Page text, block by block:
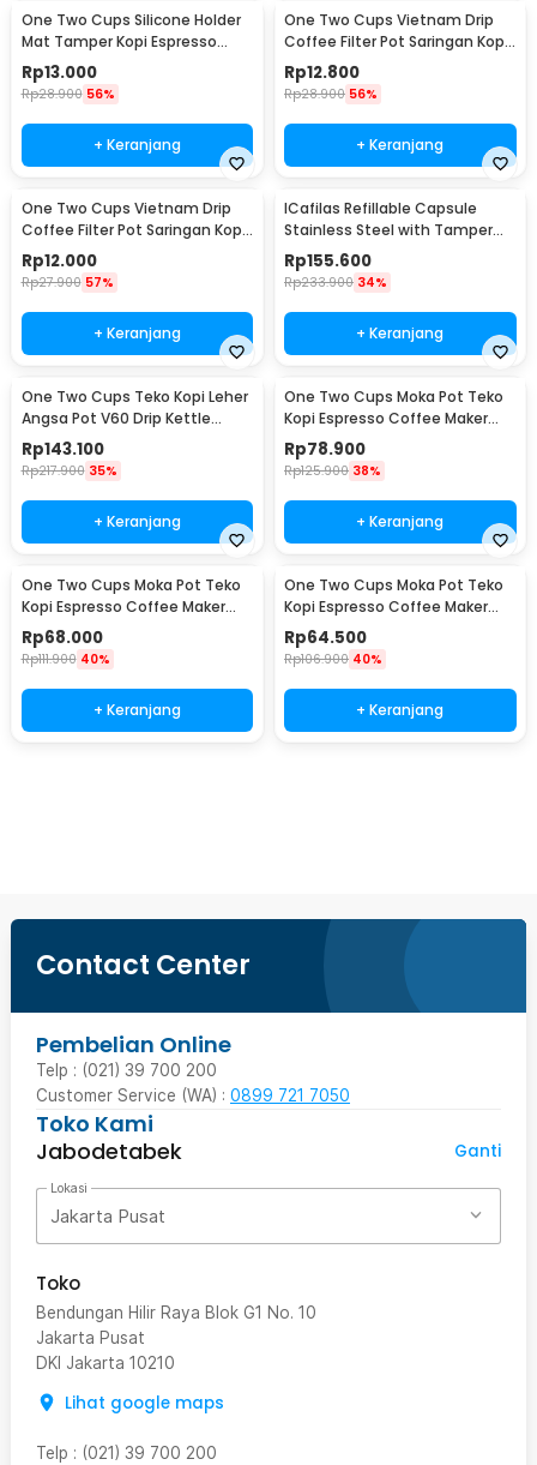
One Two Cups Silicone Holder
Mat Tamper Kopi Espresso
Barista - 0310
Rp13.000
Rp28.900 56%
+ Keranjang
One Two Cups Vietnam Drip
Coffee Filter Pot Saringan Kopi
124ml 7Q - LC1
Rp12.800
Rp28.900 56%
+ Keranjang
One Two Cups Vietnam Drip
Coffee Filter Pot Saringan Kopi
114ml 6Q - LC1
Rp12.000
Rp27.900 57%
+ Keranjang
ICafilas Refillable Capsule
Stainless Steel with Tamper
for Nespresso - F456
Rp155.600
Rp233.900 34%
+ Keranjang
One Two Cups Teko Kopi Leher
Angsa Pot V60 Drip Kettle
960ml - RF-15
Rp143.100
Rp217.900 35%
+ Keranjang
One Two Cups Moka Pot Teko
Kopi Espresso Coffee Maker
Stovetop 6 Cup 300ml - Z21
Rp78.900
Rp125.900 38%
+ Keranjang
One Two Cups Moka Pot Teko
Kopi Espresso Coffee Maker
Stovetop 4 Cup 200ml - Z21
Rp68.000
Rp111.900 40%
+ Keranjang
One Two Cups Moka Pot Teko
Kopi Espresso Coffee Maker
Stovetop 2 Cup 100ml - Z21
Rp64.500
Rp106.900 40%
+ Keranjang
Contact Center
Pembelian Online
Telp : (021) 39 700 200
Customer Service (WA) : 0899 721 7050
Toko Kami
Jabodetabek
Ganti
Lokasi
Jakarta Pusat
Toko
Bendungan Hilir Raya Blok G1 No. 10
Jakarta Pusat
DKI Jakarta 10210
Lihat google maps
Telp : (021) 39 700 200